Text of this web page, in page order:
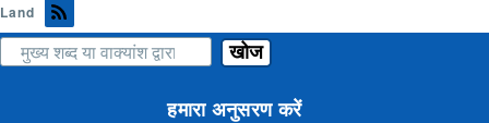
Land
खोज
हमारा अनुसरण करें